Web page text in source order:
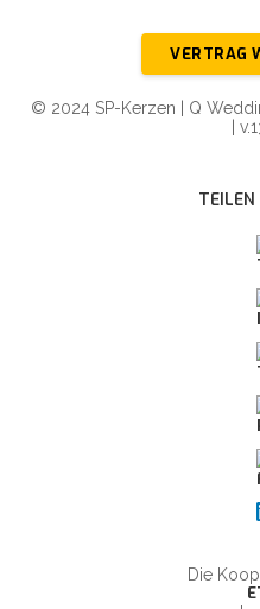
VERTRAG
© 2024 SP-Kerzen | Q
|
TEILEN
Die